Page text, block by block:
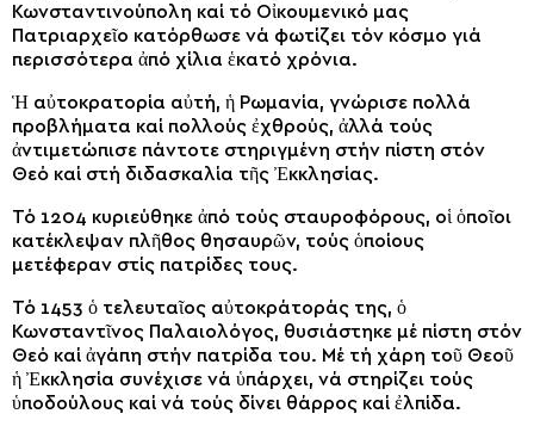
Κωνσταντινούπολη καί τό Οἰκουμενικό μας
Πατριαρχεῖο κατόρθωσε νά φωτίζει τόν κόσμο γιά
περισσότερα ἀπό χίλια ἑκατό χρόνια.
Ἡ αὐτοκρατορία αὐτή, ἡ Ρωμανία, γνώρισε πολλά
προβλήματα καί πολλούς ἐχθρούς, ἀλλά τούς
ἀντιμετώπισε πάντοτε στηριγμένη στήν πίστη στόν
Θεό καί στή διδασκαλία τῆς Ἐκκλησίας.
Τό 1204 κυριεύθηκε ἀπό τούς σταυροφόρους, οἱ ὁποῖοι
κατέκλεψαν πλῆθος θησαυρῶν, τούς ὁποίους
μετέφεραν στίς πατρίδες τους.
Τό 1453 ὁ τελευταῖος αὐτοκράτοράς της, ὁ
Κωνσταντῖνος Παλαιολόγος, θυσιάστηκε μέ πίστη στόν
Θεό καί ἀγάπη στήν πατρίδα του. Μέ τή χάρη τοῦ Θεοῦ
ἡ Ἐκκλησία συνέχισε νά ὑπάρχει, νά στηρίζει τούς
ὑποδούλους καί νά τούς δίνει θάρρος καί ἐλπίδα.